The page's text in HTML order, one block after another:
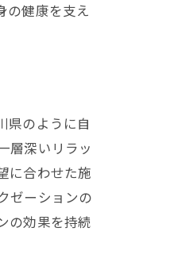
の健康を支え
県のように自
層深いリラッ
に合わせた施
ゼーションの
の効果を持続